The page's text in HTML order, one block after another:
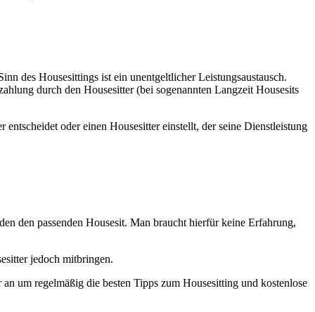
des Housesittings ist ein unentgeltlicher Leistungsaustausch.
durch den Housesitter (bei sogenannten Langzeit Housesits
oder einen Housesitter einstellt, der seine Dienstleistung
den passenden Housesit. Man braucht hierfür keine Erfahrung,
jedoch mitbringen.
um regelmäßig die besten Tipps zum Housesitting und kostenlose